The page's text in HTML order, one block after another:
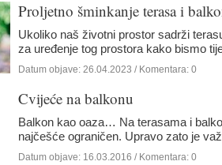
Proljetno šminkanje terasa i
Ukoliko naš životni prostor sadrži
za uređenje tog prostora kako bismo
Datum objave: 26.04.2023 / Komentara: 0
Cvijeće na balkonu
Balkon kao oaza… Na terasama i
najčešće ograničen. Upravo zato je
Datum objave: 16.03.2016 / Komentara: 0